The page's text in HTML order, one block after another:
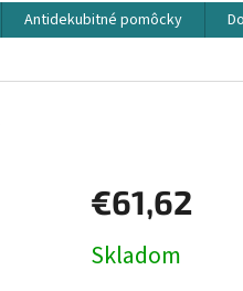
Antidekubitné pomôcky
€61,62
cena:
Skladom